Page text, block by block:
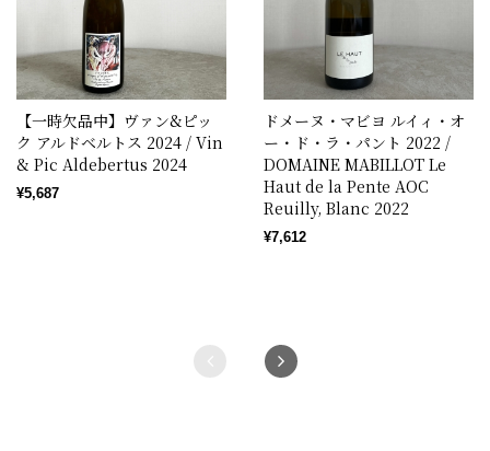
【一時欠品中】ヴァン&ピッ
ク アルドベルトス 2024 / Vin
& Pic Aldebertus 2024
¥5,687
ドメーヌ・マビヨ ルイィ・オ
ー・ド・ラ・パント 2022 /
DOMAINE MABILLOT Le
Haut de la Pente AOC
Reuilly, Blanc 2022
¥7,612